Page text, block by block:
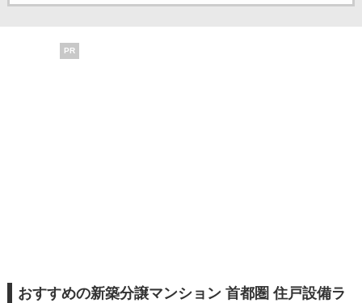
PR
おすすめの新築分譲マンション 首都圏 住戸設備ラ